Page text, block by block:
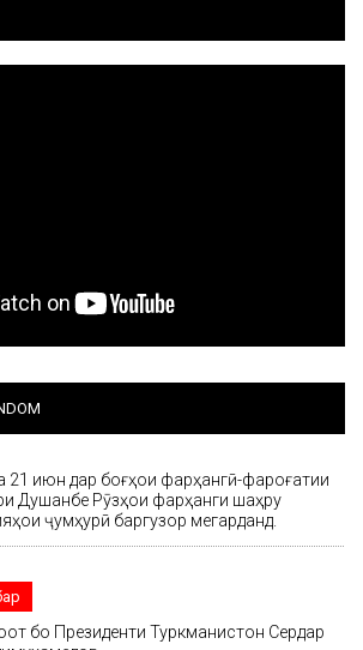
21 июн дар боғҳои фарҳангӣ-фароғатии
Душанбе Рӯзҳои фарҳанги шаҳру
ҷумҳурӣ баргузор мегарданд.
бо Президенти Туркманистон Сердар